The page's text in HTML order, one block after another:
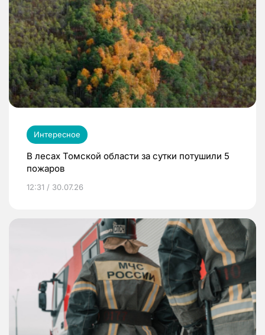
Интересное
В лесах Томской области за сутки потушили 5
пожаров
12:31 / 30.07.26